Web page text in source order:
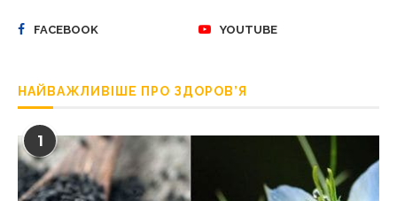
FACEBOOK YOUTUBE
НАЙВАЖЛИВІШЕ ПРО ЗДОРОВ’Я
1